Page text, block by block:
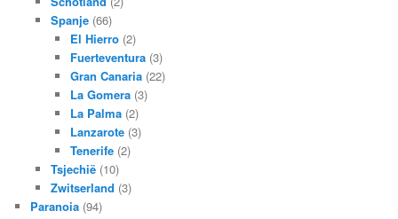
Spanje(66)
El Hierro (2)
Fuerteventura (3)
Gran Canaria (22)
La Gomera (3)
La Palma (2)
Lanzarote (3)
Tenerife (2)
Tsjechië(10)
Zwitserland (3)
Paranoia (94)